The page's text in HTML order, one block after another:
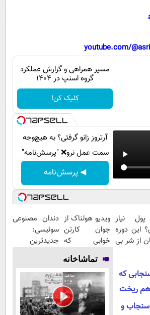
محیط زیست
سلامت
بین الملل
حیات وحش
سیاست خارجی
دانلود
youtube.com/
مسیر همراهی و گزارش عملکرد
گروه اسنپ در ۱۴۰۴
کلیک کن!
آرتروز زانو گرفتی؟ به هیچ‌وجه
سمت عمل نرو❌ "پرسش‌نامه"
◀ پرسش‌نامه
نیاز
این دوره
از شر بی
ویدیو هولناک از
جوان کارتن
خوابی که
میلیاردر شد.
آموزش رایگان
دندان مصنوعی
سوئیسی:
جدیدترین
پرداخت قسطی
که
هم ریخت
مبارزه دیدنی ۷ سنجاب و
تماشاخانه